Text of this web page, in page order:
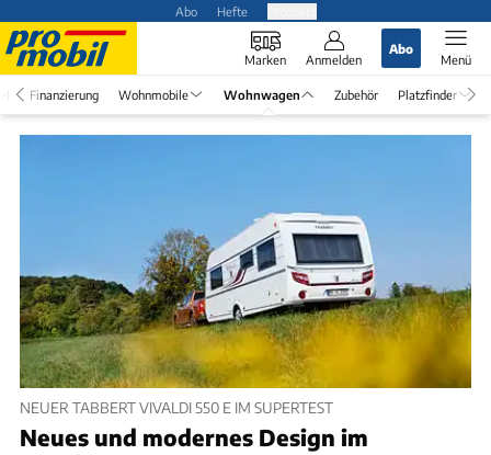
Abo Hefte
Marken Anmelden
Abo
Menü
Finanzierung Wohnmobile Wohnwagen Zubehör Platzfinder
NEUER TABBERT VIVALDI 550 E IM SUPERTEST
Neues und modernes Design im